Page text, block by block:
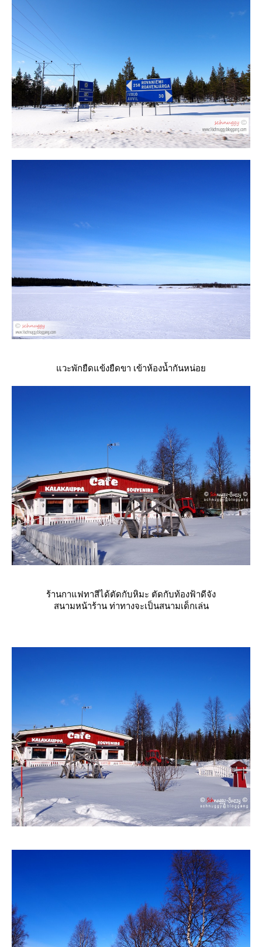
วะพักยืดแข้งยืดขา เข้าห้องน้ำกันหน่อ
ร้านกาแฟทาสีได้ตัดกับหิมะ ตัดกับท้องฟ้าดีจัง
สนามหน้าร้าน ท่าทางจะเป็นสนามเด็กเล่น